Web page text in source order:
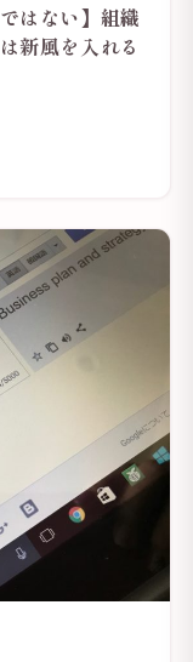
はない】組織
新風を入れる